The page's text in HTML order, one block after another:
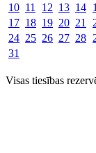
10 11 12 13 14
17 18 19 20 21
24 25 26 27 28
31
Visas tiesības